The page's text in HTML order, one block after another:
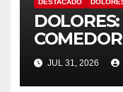
DESTACADO
FUE
BOMBEROS
JUL 31, 2026